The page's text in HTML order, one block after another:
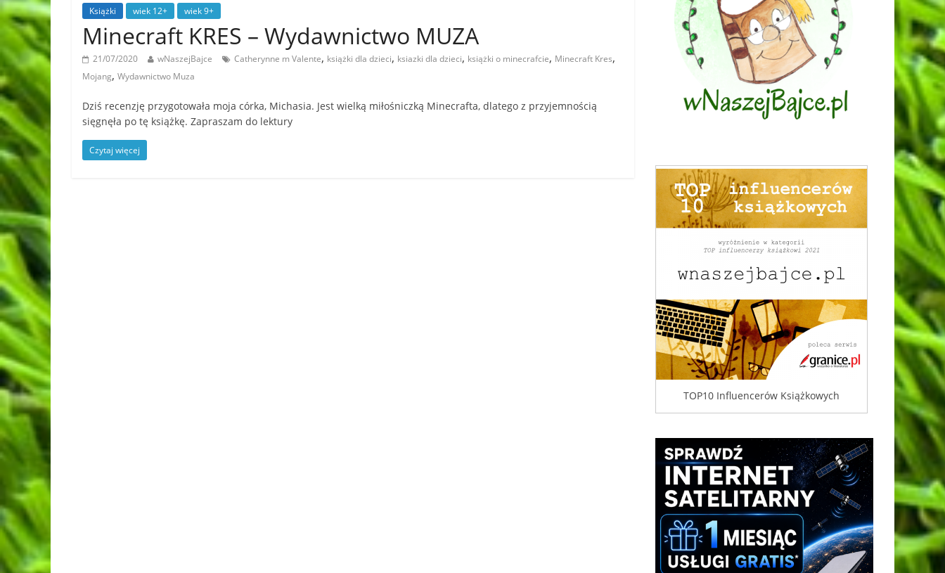
Książki wiek 12+ wiek 9+
Minecraft KRES – Wydawnictwo MUZA
21/07/2020 wNaszejBajce Catherynne m Valente, książki dla dzieci, ksiazki dla dzieci, książki o minecrafcie, Minecraft Kres,
Mojang, Wydawnictwo Muza
Dziś recenzję przygotowała moja córka, Michasia. Jest wielką miłośniczką Minecrafta, dlatego z przyjemnością
sięgnęła po tę książkę. Zapraszam do lektury
Czytaj więcej
TOP10 Influencerów Książkowych